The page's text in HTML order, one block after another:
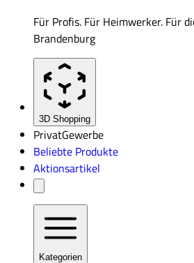
Für Profis. Für Heimwerker. Für
Brandenburg
3D Shopping
PrivatGewerbe
Beliebte Produkte
Aktionsartikel
Kategorien